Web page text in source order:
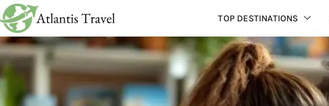
TOP DESTINATIONS